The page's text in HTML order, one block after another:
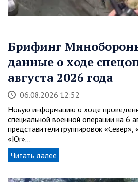
Брифинг
данные о ходе
августа 2026 года
06.08.2026 12:52
Новую информацию о ходе
специальной военной операции на 6
представители группировок «Север»,
«Юг»…
Читать далее